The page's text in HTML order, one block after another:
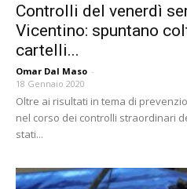
Controlli del venerdì
Vicentino: spuntano
cartelli...
Omar Dal Maso -
18 Gennaio 2020
Oltre ai risultati in tema di
nel corso dei controlli straordinari
stati...